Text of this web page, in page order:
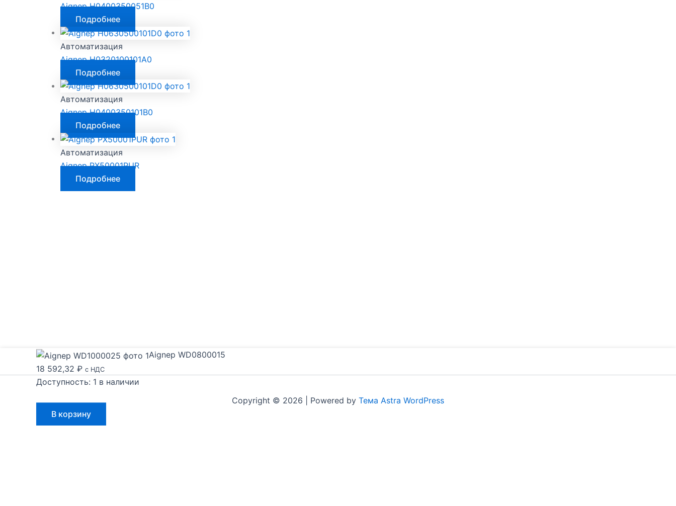
Aignep H0400350051B0
Подробнее
Автоматизация
Aignep H0320100101A0
Подробнее
Автоматизация
Aignep H0400350101B0
Подробнее
Автоматизация
Aignep PX50001PUR
Подробнее
Copyright © 2026 | Powered by Тема Astra WordPress
Aignep WD0800015
18 592,32 ₽ с НДС
Доступность: 1 в наличии
товара
Aignep
В корзину